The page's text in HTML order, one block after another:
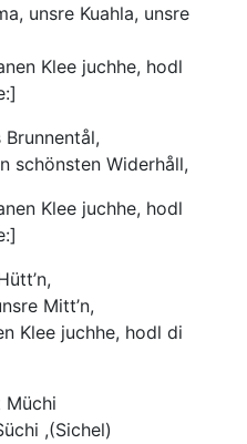
unsre Kuahla, unsre
Klee juchhe, hodl
Brunnentål,
schönsten Widerhåll,
Klee juchhe, hodl
Mitt’n,
Klee juchhe, hodl di
Müchi
,(Sichel)